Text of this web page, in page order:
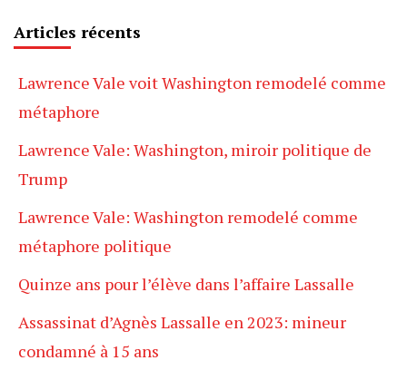
Articles récents
Lawrence Vale voit Washington remodelé comme
métaphore
Lawrence Vale: Washington, miroir politique de
Trump
Lawrence Vale: Washington remodelé comme
métaphore politique
Quinze ans pour l’élève dans l’affaire Lassalle
Assassinat d’Agnès Lassalle en 2023: mineur
condamné à 15 ans